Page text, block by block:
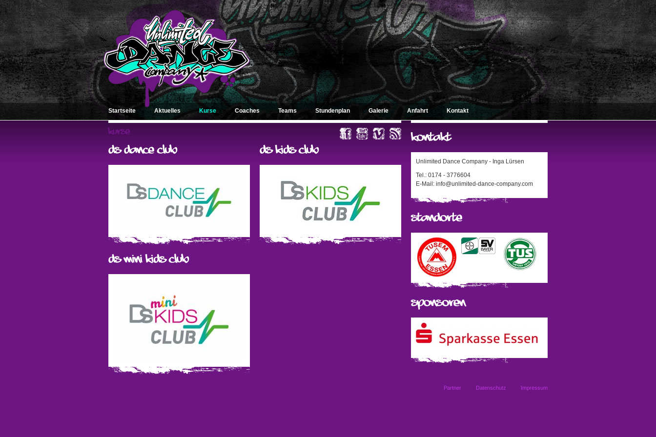
Startseite Aktuelles Kurse Coaches Teams Stundenplan Galerie Anfahrt Kontakt
Unlimited Dance Company - Inga Lürsen
Tel.: 0174 - 3776604
E-Mail: info@unlimited-dance-company.com
Partner Datenschutz Impressum